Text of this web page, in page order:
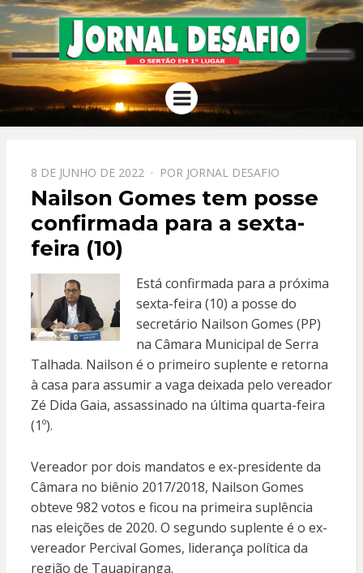
JORNAL
DESAFIO
O Sertão em 1º Lugar
Menu
PPOSTADO
EM
8 DE JUNHO DE 2022 POR JORNAL DESAFIO
Nailson Gomes tem posse
confirmada para a sexta-
feira (10)
Está confirmada para a próxima
sexta-feira (10) a posse do
secretário Nailson Gomes (PP)
na Câmara Municipal de Serra
Talhada. Nailson é o primeiro suplente e retorna
à casa para assumir a vaga deixada pelo vereador
Zé Dida Gaia, assassinado na última quarta-feira
(1º).
Vereador por dois mandatos e ex-presidente da
Câmara no biênio 2017/2018, Nailson Gomes
obteve 982 votos e ficou na primeira suplência
nas eleições de 2020. O segundo suplente é o ex-
vereador Percival Gomes, liderança política da
região de Tauapiranga.